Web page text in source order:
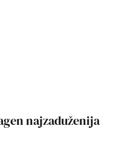
najzaduženija